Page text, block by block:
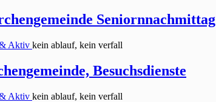
Seniornnachmittag
Aktiv kein ablauf, kein verfall
Besuchsdienste
Aktiv kein ablauf, kein verfall